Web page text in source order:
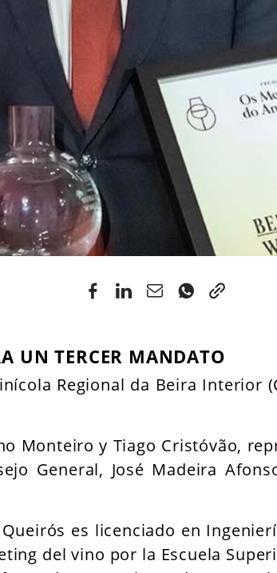
UN TERCER MANDATO
Regional da Beira Interior
Monteiro y Tiago Cristóvão,
General, José Madeira
es licenciado en
del vino por la Escuela